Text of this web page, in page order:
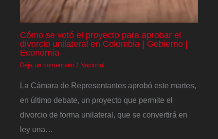
Cómo se votó el proyecto para aprobar el
divorcio unilateral en Colombia | Gobierno |
Economía
Deja un comentario / Nacional
La Cámara de Representantes aprobó este martes,
en último debate, un proyecto que permite el
divorcio de forma unilateral, que se convertirá en
ley una…